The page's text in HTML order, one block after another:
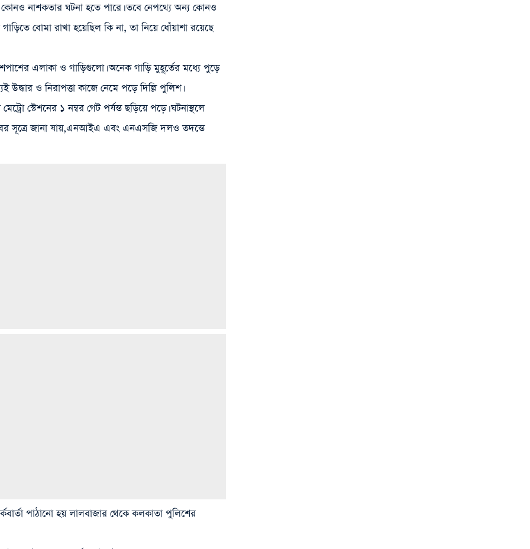
কোনও নাশকতার ঘটনা হতে পারে। তবে নেপথ্যে অন্য কোনও
বোমা রাখা হয়েছিল কি না, তা নিয়ে ধোঁয়াশা রয়েছে
এলাকা ও গাড়িগুলো। অনেক গাড়ি মুহূর্তের মধ্যে পুড়ে
উদ্ধার ও নিরাপত্তা কাজে নেমে পড়ে দিল্লি পুলিশ।
স্টেশনের ১ নম্বর গেট পর্যন্ত ছড়িয়ে পড়ে। ঘটনাস্থলে
সূত্রে জানা যায়,এনআইএ এবং এনএসজি দলও তদন্তে
পাঠানো হয় লালবাজার থেকে কলকাতা পুলিশের